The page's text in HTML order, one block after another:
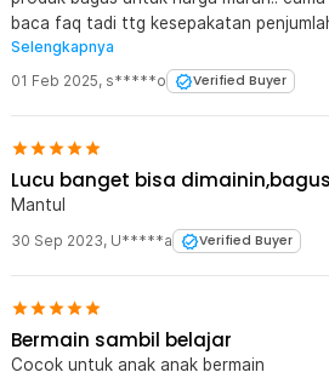
Kelengkapan Produk
Rincian yang Anda dapatkan untuk
54 x Balok Kayu Uno Stacko Toddi
baca faq tadi ttg kesepakatan
alhasil bikin kartu sendiri dari kartu remi
supaya 54
Selengkapnya
01 Feb 2025, s*****o Verified Buyer
Lucu banget bisa
Mantul
30 Sep 2023, U*****a Verified Buyer
Bermain sambil belajar
Cocok untuk anak anak bermain